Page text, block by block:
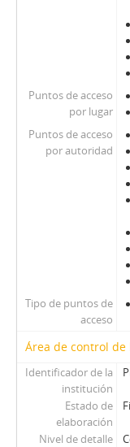
Puntos de acceso
por lugar
Puntos de acceso
por autoridad
Tipo de puntos de
acceso
Área de control
Identificador de la
institución
Estado de
elaboración
Nivel de detalle